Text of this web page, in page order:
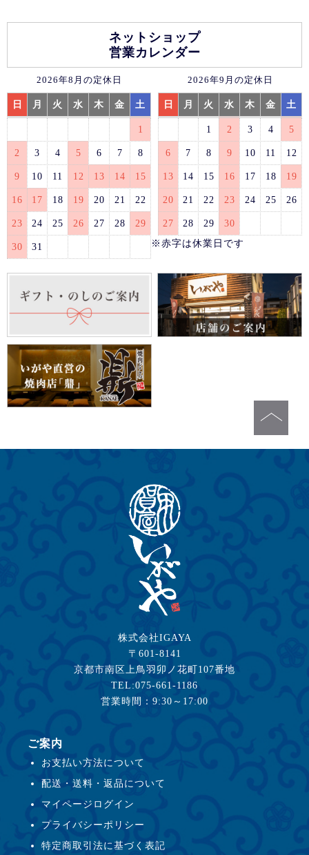
ネットショップ
営業カレンダー
2026年8月の定休日
日 月 火 水 木 金 土
1
2 3 4 5 6 7 8
9 10 11 12 13 14 15
16 17 18 19 20 21 22
23 24 25 26 27 28 29
30 31
2026年9月の定休日
日 月 火 水 木 金 土
1 2 3 4 5
6 7 8 9 10 11 12
13 14 15 16 17 18 19
20 21 22 23 24 25 26
27 28 29
30
※赤字は休業日です
株式会社IGAYA
〒601-8141
京都市南区上鳥羽卯ノ花町107番地
TEL:075-661-1186
営業時間：9:30～17:00
ご案内
お支払い方法について
配送・送料・返品について
マイページログイン
プライバシーポリシー
特定商取引法に基づく表記